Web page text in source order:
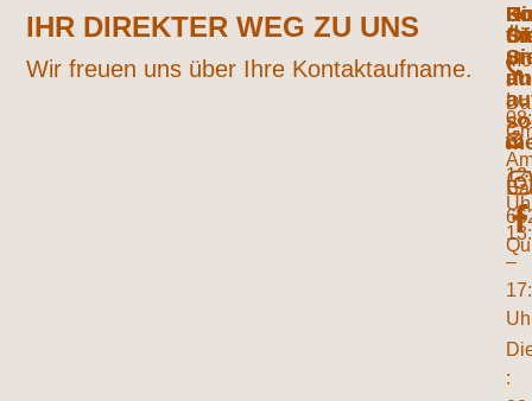
IHR DIREKTER WEG ZU UNS
Wir freuen uns über Ihre Kontaktaufname.
:
–
–
: